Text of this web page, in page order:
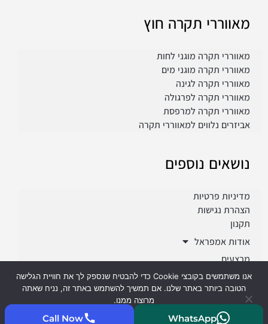
מאווררי תקרה חוץ
מאווררי תקרה מוגני לחות
מאווררי תקרה מוגני מים
מאווררי תקרה לגינה
מאווררי תקרה לפרגולה
מאווררי תקרה למרפסת
אביזרים נלווים למאווררי תקרה
נושאים נוספים
מדיניות פרטיות
הצהרת נגישות
תקנון
אודות אמפראל
מבצעים
פרוייקטים
WhatsApp
Call Now
אנו משתמשים בקובצי Cookie כדי להבטיח שנספק לך את חוויית הגלישה
הטובה ביותר באתר שלנו. אם תמשיך להשתמש באתר זה, נניח שאתה
מרוצה ממנו.
קיבלתי